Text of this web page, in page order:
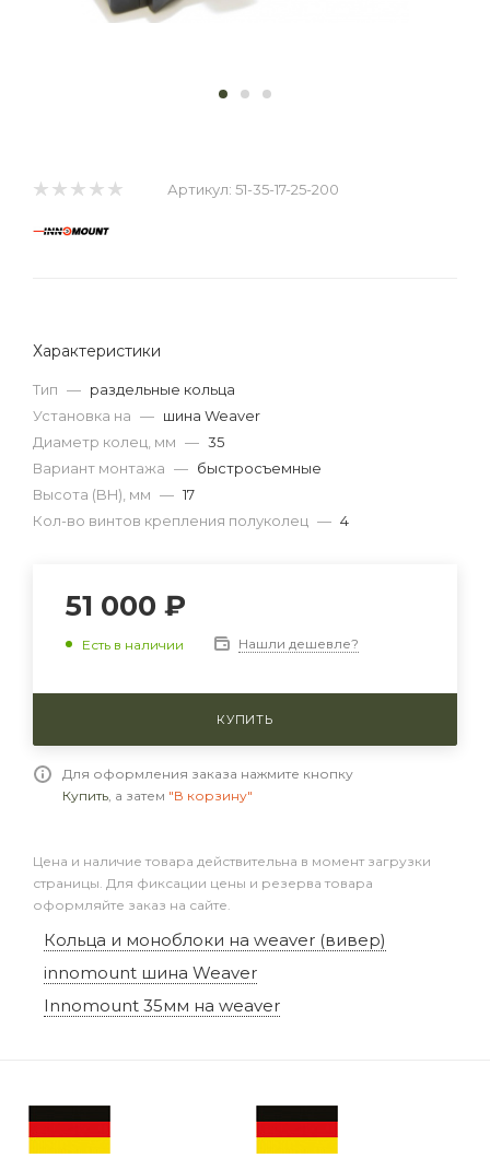
Артикул: 51-35-17-25-200
Характеристики
Тип — раздельные кольца
Установка на — шина Weaver
Диаметр колец, мм — 35
Вариант монтажа — быстросъемные
Высота (BH), мм — 17
Кол-во винтов крепления полуколец — 4
51 000 ₽
Есть в наличии Нашли дешевле?
КУПИТЬ
Для оформления заказа нажмите кнопку
Купить, а затем "В корзину"
Цена и наличие товара действительна в момент загрузки
страницы. Для фиксации цены и резерва товара
оформляйте заказ на сайте.
Кольца и моноблоки на weaver (вивер)
innomount шина Weaver
Innomount 35мм на weaver